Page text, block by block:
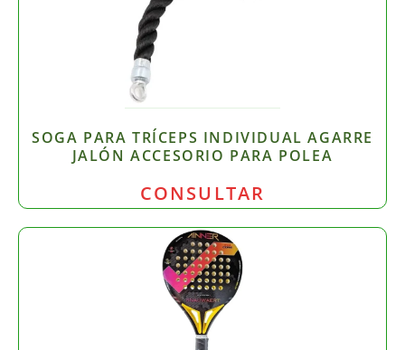
SOGA PARA TRÍCEPS INDIVIDUAL AGARRE
JALÓN ACCESORIO PARA POLEA
CONSULTAR